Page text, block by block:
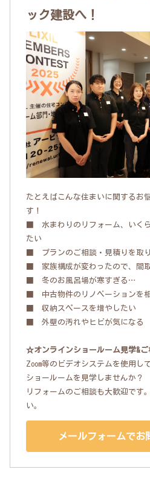
ック建設へ！
たとえばこんな住まいに関するお
す！
■ 水まわりのリフォーム、いく
たい
■ プランのご相談・見積りを取
■ 家族構成が変わったので、間
■ 冬のお風呂場が寒すぎる…
■ 中古物件のリノベーションを
■ 収納スペースを増やしたい
■ 外壁の汚れやヒビが気になる
☆オンラインショールーム見学&ご
Zoom等のビデオシステムを使用し
ショールームを見学しませんか？
リフォームのご相談も大歓迎です
い。
メールフォームでお